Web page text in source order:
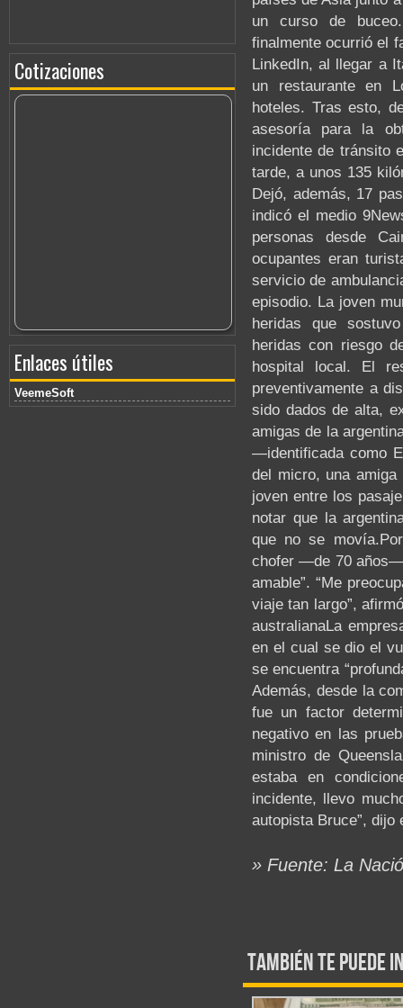
Cotizaciones
Enlaces útiles
VeemeSoft
un curso de
finalmente ocurrió el
LinkedIn, al llegar a
un restaurante en
hoteles. Tras esto,
asesoría para la
incidente de tránsito
tarde, a unos 135
Dejó, además, 17
indicó el medio
personas desde
ocupantes eran
servicio de
episodio. La joven
heridas que
heridas con riesgo
hospital local. El
preventivamente a
sido dados de alta,
amigas de la
—identificada como
del micro, una amiga
joven entre los
notar que la
que no se
chofer —de 70 años—
amable”. “Me
viaje tan largo”,
australianaLa
en el cual se dio el
se encuentra
Además, desde la
fue un factor
negativo en las
ministro de
estaba en
incidente, llevo
autopista Bruce”, dijo
» Fuente: La
También te puede